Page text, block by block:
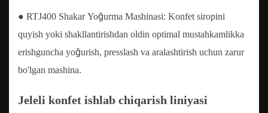
● RTJ400 Shakar Yoğurma Mashinasi: Konfet siropini
quyish yoki shakllantirishdan oldin optimal mustahkamlikka
erishguncha yoğurish, presslash va aralashtirish uchun zarur
bo'lgan mashina.
Jeleli konfet ishlab chiqarish liniyasi